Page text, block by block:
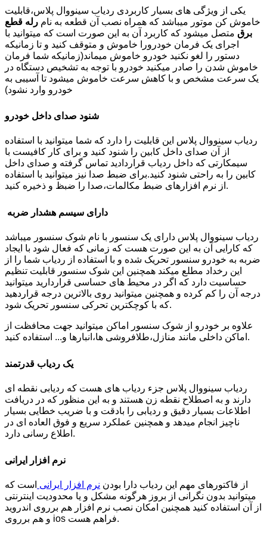
یکی از ویژگی های بسیار کاربردی ردیاب سینووال پلاس،قابلیت
خاموش کن موتور میباشد که همراه نصب آن قطعه به نام رله قطع
برق متصل میشود که کاربرد آن به این صورت است که میتوانید با
اجرای یک فرمان خودرورا خاموش و متوقف کنید و تا زمانیکه
دستور را لغو نکنید خودرو خاموش میماند(زمانیکه شما فرمان
خاموش شدن را صادر میکنید خودرو با توجه به تشخیص دستگاه در
یک سرعت مشخص و با کاهش سرعت خاموش میشود تا آسیبی به
خودرو وارد نشود)
ردیاب سینووال پلاس این قابلیت را دارد که شما میتوانید با استفاده
از آن صدای داخل کابین را شنود کنید و برای کار کافیست با
سیمکارتی که داخل ردیاب قراردادید تماس گرفته و صدای داخل
کابین را به راحتی شنود کنید.برای ضبط صدا نیز میتوانید با استفاده
از نرم افزارهای ضبط مکالمات،صدا را ضبظ و ذخیره کنید.
ردیاب سینووال پلاس دارای یک سنسور با نام شوک سنسور میباشد
که کارایی آن به این صورت هست که زمانی که فعال شود با ایجاد
ضربه به خودرو سنسور تحریک شده و با استفاده از ردیاب شما را از
این رخداد مطلع میکند همچنین این شوک سنسور قابلیت تنظیم
حساسیت دارد که اگر در محیط های حساسی قراردارید میتوانید
درجه آن را کم کرده و همچنین میتوانید روی بالاترین درجه قراردهید
که با کوچکترین تحرکی سنسور تحریک شود.
علاوه بر خودرو از شوک سنسور اماکن میتوانید جهت محافظت از
اماکن داخلی مانند منازل،طلافروشی ها،انبارها و... استفاده کنید.
یک ردیاب قدرتمند
ردیاب سینووال پلاس جزء ردیاب های هست که ردیابی نقطه ای
دارند و به اصطلاح نقطه زن هستند و به این منظور که در دریافت
اطلاعات بسیار دقیق و ردیابی را بادقت و با ضریب خطایی بسیار
ناچیز انجام میدهد و همچنین عملکرد سریع و فوق العاده ای در
اطلاع رسانی دارد.
از فاکتورهای مهم این ردیاب دارا بودن نرم افزار ایرانی است که
میتوانید بدون نگرانی از بروز هرگونه مشکل و یا محدودیت اینترنتی
از آن استفاده کنید همچنین امکان نصب نرم افزار هم برروی اندروید
و هم برروی ios فراهم هست.